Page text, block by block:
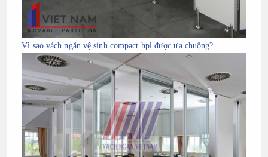
Vì sao vách ngăn vệ sinh compact hpl được ưa chuộng?